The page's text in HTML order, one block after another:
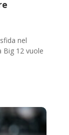
nel
Big 12 vuole